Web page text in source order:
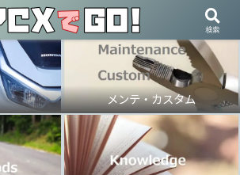
メンテ・カスタム
検索